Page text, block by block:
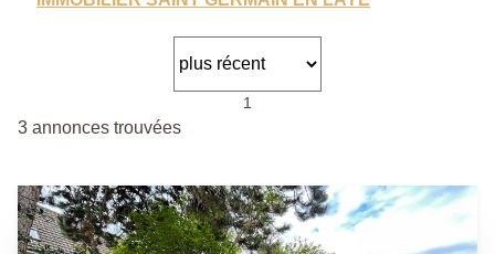
1
3 annonces trouvées